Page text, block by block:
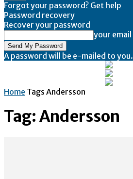
Forgot your password? Get help
Password recovery
Recover your password
your email
A password will be e-mailed to you.
Home Tags Andersson
Tag: Andersson